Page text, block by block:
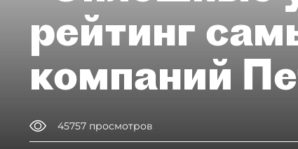
рейтинг
компаний
45757 просмотров